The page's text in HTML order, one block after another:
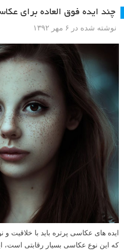
چند ایده فوق العاده برای
نوشته شده در ۶ مهر ۱۳۹۲
ایده های عکاسی پرتره باید با خلاقیت و
که این نوع عکاسی بسیار رقابتی است،